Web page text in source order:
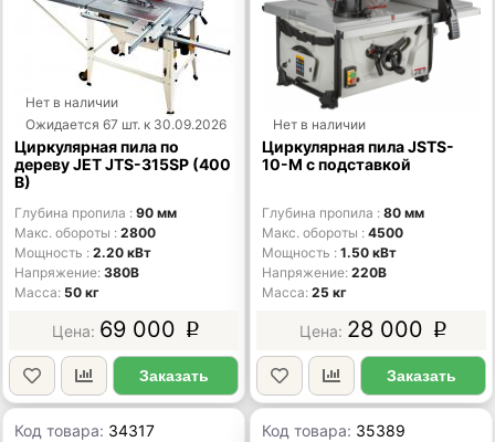
Нет в наличии
Ожидается 67 шт. к 30.09.2026
Циркулярная пила по
дереву JET JTS-315SP (400
В)
Глубина пропила
90 мм
Макс. обороты
2800
Мощность
2.20 кВт
Напряжение 380В
Масса 50 кг
69 000 p
Заказать
Нет в наличии
Циркулярная пила JSTS-
10-M с подставкой
Глубина пропила
80 мм
Макс. обороты
4500
Мощность
1.50 кВт
Напряжение 220В
Масса 25 кг
28 000 p
Заказать
Код товара: 34317 Код товара: 35389